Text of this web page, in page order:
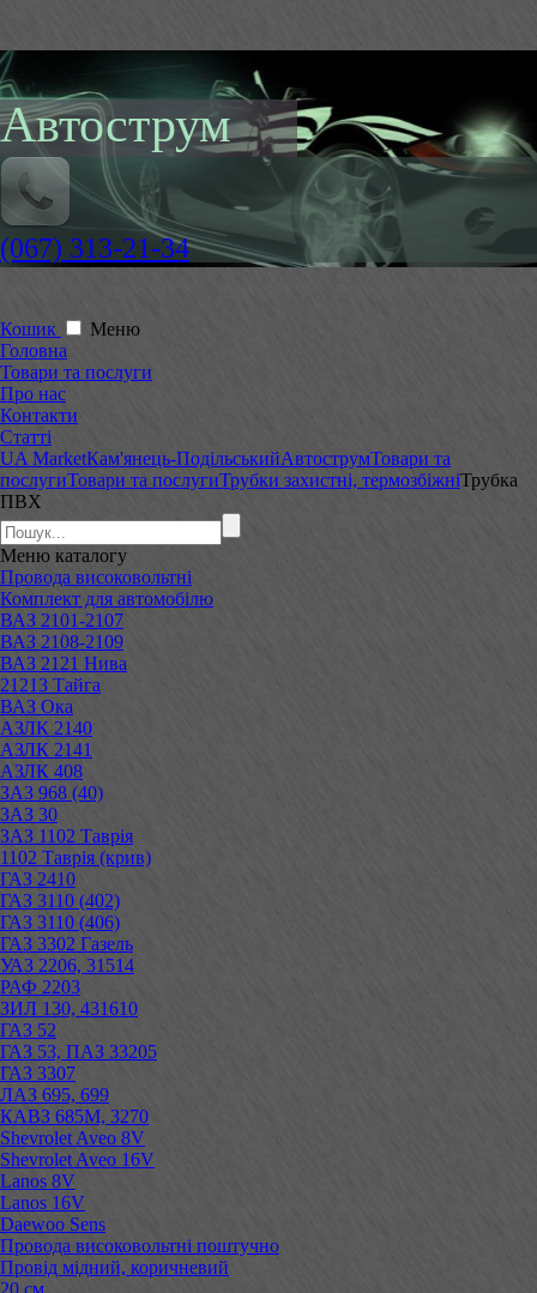
Автострум
(067) 313-21-34
Кошик
Меню
Головна
Товари та послуги
Про нас
Контакти
Статті
UA MarketКам'янець-ПодільськийАвтострумТовари та
послугиТовари та послугиТрубки захистні, термозбіжніТрубка
ПВХ
Меню каталогу
Провода високовольтні
Комплект для автомобілю
ВАЗ 2101-2107
ВАЗ 2108-2109
ВАЗ 2121 Нива
21213 Тайга
ВАЗ Ока
АЗЛК 2140
АЗЛК 2141
АЗЛК 408
ЗАЗ 968 (40)
ЗАЗ 30
ЗАЗ 1102 Таврія
1102 Таврія (крив)
ГАЗ 2410
ГАЗ 3110 (402)
ГАЗ 3110 (406)
ГАЗ 3302 Газель
УАЗ 2206, 31514
РАФ 2203
ЗИЛ 130, 431610
ГАЗ 52
ГАЗ 53, ПАЗ 33205
ГАЗ 3307
ЛАЗ 695, 699
КАВЗ 685М, 3270
Shevrolet Aveo 8V
Shevrolet Aveo 16V
Lanos 8V
Lanos 16V
Daewoo Sens
Провода високовольтні поштучно
Провід мідний, коричневий
20 см